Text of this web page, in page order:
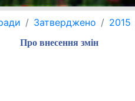
Затверджено 2015
Про внесення змін